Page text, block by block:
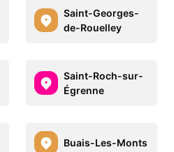
Saint-Georges-
de-Rouelley
Saint-Roch-sur-
Égrenne
Buais-Les-Monts